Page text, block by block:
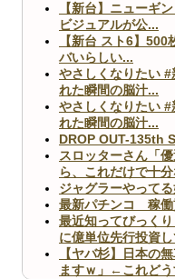
【新台】ニューギ
ビジュアルが公...
【新台 スト6】
バいらしい...
やさしくなりたい
れた瞬間の脳汁...
やさしくなりたい
れた瞬間の脳汁...
DROP OUT-135th
スロッターさん「
ら、これだけで十
ジャグラーやって
最新パチンコ 稼働
最近知ってびっく
に億単位先行投資
【ヤバ杉】日本の
ますｗ」←これどう